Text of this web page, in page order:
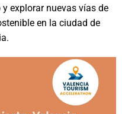
explorar nuevas vías de
en la ciudad de